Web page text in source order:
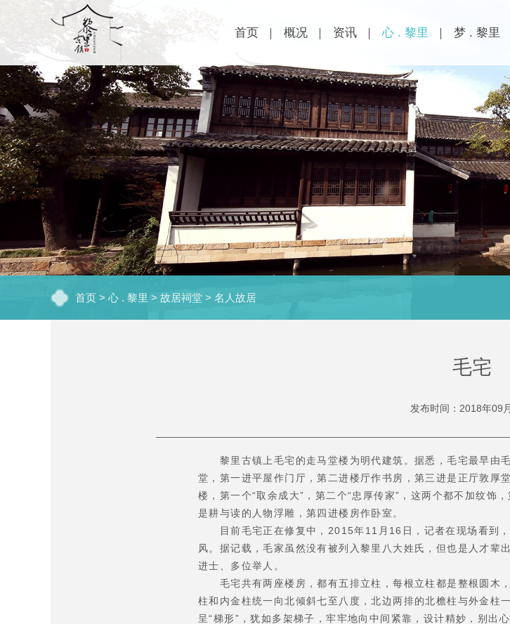
首页 概况 资讯 心 . 黎里 梦 . 黎里
首页 > 心 . 黎里 > 故居祠堂 > 名人故居
毛宅
发布时间：2018年09
黎里古镇上毛宅的走马堂楼为明代建筑。据悉，毛宅最早由
堂，第一进平屋作门厅，第二进楼厅作书房，第三进是正厅敦厚
楼，第一个“取余成大”，第二个“忠厚传家”，这两个都不加纹饰
是耕与读的人物浮雕，第四进楼房作卧室。
目前毛宅正在修复中，2015年11月16日，记者在现场看到，
风。据记载，毛家虽然没有被列入黎里八大姓氏，但也是人才辈
进士、多位举人。
毛宅共有两座楼房，都有五排立柱，每根立柱都是整根圆木
柱和内金柱统一向北倾斜七至八度，北边两排的北檐柱与外金柱
呈“梯形”，犹如多架梯子，牢牢地向中间紧靠，设计精妙，别出心